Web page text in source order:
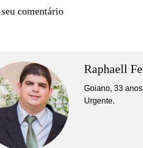
Ceres
Guarinos
Hidrolina
Ipiranga de Goiás
comentário
Raphaell
Goiano, 33
Urgente.